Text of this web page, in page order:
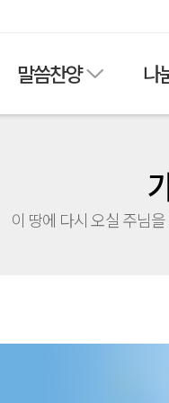
말씀찬양 나
이 땅에 다시 오실 주님